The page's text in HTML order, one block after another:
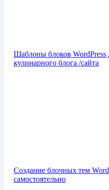
Шаблоны блоков WordPress
кулинарного блога /сайта
Создание блочных тем
самостоятельно